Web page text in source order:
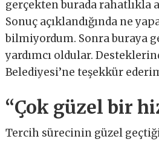
gerçekten burada rahatlıkla
Sonuç açıklandığında ne
bilmiyordum. Sonra buraya
yardımcı oldular.
Belediyesi’ne teşekkür
“Çok güzel bir
Tercih sürecinin güzel